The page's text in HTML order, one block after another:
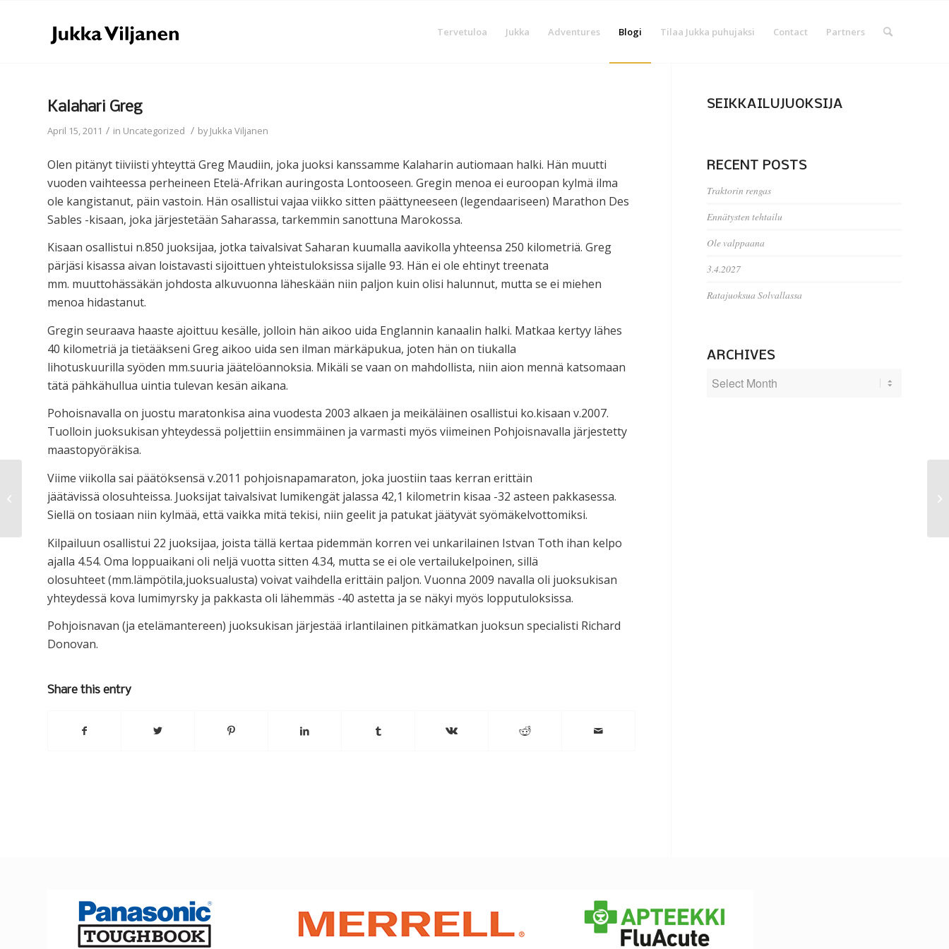
Tervetuloa Jukka Adventures Blogi Tilaa Jukka puhujaksi Contact Partners
Kalahari Greg
April 15, 2011 / in Uncategorized / byJukka Viljanen
Olen pitänyt tiiviisti yhteyttä Greg Maudiin, joka juoksi kanssamme Kalaharin autiomaan halki. Hän muutti
vuoden vaihteessa perheineen Etelä-Afrikan auringosta Lontooseen. Gregin menoa ei euroopan kylmä ilma
ole kangistanut, päin vastoin. Hän osallistui vajaa viikko sitten päättyneeseen (legendaariseen) Marathon Des
Sables -kisaan, joka järjestetään Saharassa, tarkemmin sanottuna Marokossa.
Kisaan osallistui n.850 juoksijaa, jotka taivalsivat Saharan kuumalla aavikolla yhteensa 250 kilometriä. Greg
pärjäsi kisassa aivan loistavasti sijoittuen yhteistuloksissa sijalle 93. Hän ei ole ehtinyt treenata
mm. muuttohässäkän johdosta alkuvuonna läheskään niin paljon kuin olisi halunnut, mutta se ei miehen
menoa hidastanut.
Gregin seuraava haaste ajoittuu kesälle, jolloin hän aikoo uida Englannin kanaalin halki. Matkaa kertyy lähes
40 kilometriä ja tietääkseni Greg aikoo uida sen ilman märkäpukua, joten hän on tiukalla
lihotuskuurilla syöden mm.suuria jäätelöannoksia. Mikäli se vaan on mahdollista, niin aion mennä katsomaan
tätä pähkähullua uintia tulevan kesän aikana.
Pohoisnavalla on juostu maratonkisa aina vuodesta 2003 alkaen ja meikäläinen osallistui ko.kisaan v.2007.
Tuolloin juoksukisan yhteydessä poljettiin ensimmäinen ja varmasti myös viimeinen Pohjoisnavalla järjestetty
maastopyöräkisa.
Viime viikolla sai päätöksensä v.2011 pohjoisnapamaraton, joka juostiin taas kerran erittäin
jäätävissä olosuhteissa. Juoksijat taivalsivat lumikengät jalassa 42,1 kilometrin kisaa -32 asteen pakkasessa.
Siellä on tosiaan niin kylmää, että vaikka mitä tekisi, niin geelit ja patukat jäätyvät syömäkelvottomiksi.
Kilpailuun osallistui 22 juoksijaa, joista tällä kertaa pidemmän korren vei unkarilainen Istvan Toth ihan kelpo
ajalla 4.54. Oma loppuaikani oli neljä vuotta sitten 4.34, mutta se ei ole vertailukelpoinen, sillä
olosuhteet (mm.lämpötila,juoksualusta) voivat vaihdella erittäin paljon. Vuonna 2009 navalla oli juoksukisan
yhteydessä kova lumimyrsky ja pakkasta oli lähemmäs -40 astetta ja se näkyi myös lopputuloksissa.
Pohjoisnavan (ja etelämantereen) juoksukisan järjestää irlantilainen pitkämatkan juoksun specialisti Richard
Donovan.
Share this entry
SEIKKAILUJUOKSIJA
RECENT POSTS
Traktorin rengas
Ennätysten tehtailu
Ole valppaana
3.4.2027
Ratajuoksua Solvallassa
ARCHIVES